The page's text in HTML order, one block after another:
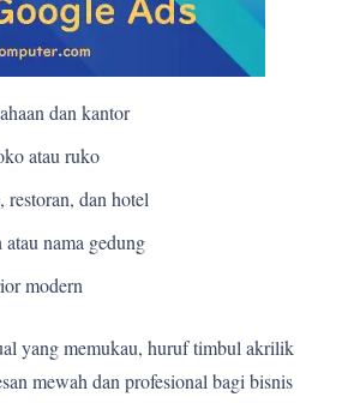
dan kantor
atau ruko
restoran, dan hotel
nama gedung
modern
yang memukau, huruf timbul akrilik
mewah dan profesional bagi bisnis